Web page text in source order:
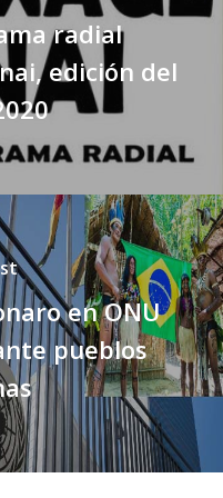
radial
edición del
en ONU
pueblos